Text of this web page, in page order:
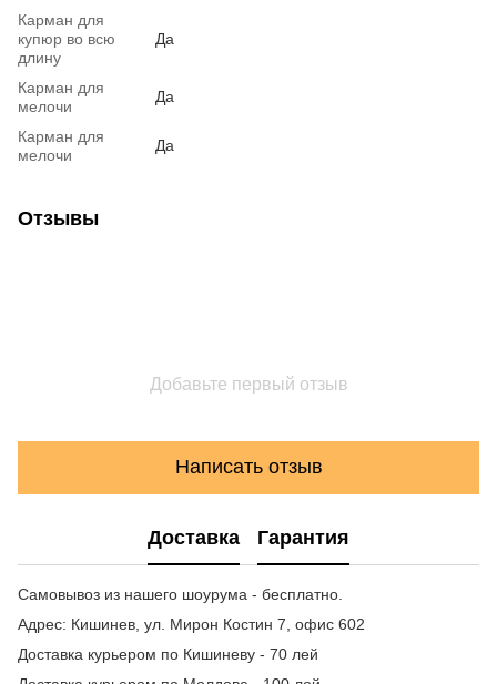
Карман для
купюр во всю
длину
Да
Карман для
мелочи
Да
Карман для
мелочи
Да
Отзывы
Добавьте первый отзыв
Написать отзыв
Доставка Гарантия
Самовывоз из нашего шоурума - бесплатно.
Адрес: Кишинев, ул. Мирон Костин 7, офис 602
Доставка курьером по Кишиневу - 70 лей